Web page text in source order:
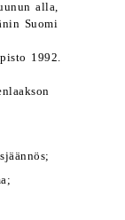
alla,
Suomi
1992.